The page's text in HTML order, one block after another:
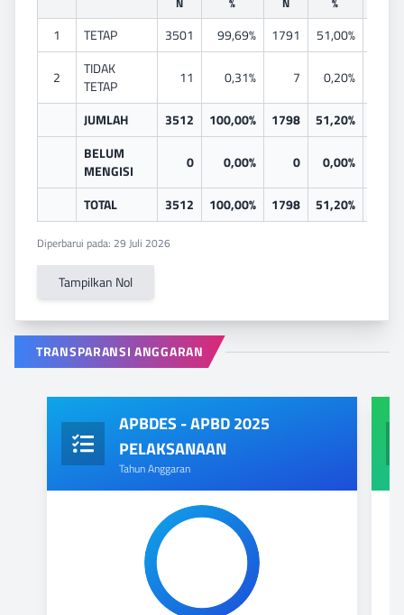
1 TETAP 3501 99,69% 1791 51,00%
2
TIDAK
TETAP
11 0,31% 7 0,20%
JUMLAH 3512 100,00% 1798 51,20%
BELUM
MENGISI
0 0,00% 0 0,00%
TOTAL 3512 100,00% 1798 51,20%
Diperbarui pada: 29 Juli 2026
Tampilkan Nol
TRANSPARANSI ANGGARAN
APBDES - APBD 2025
PELAKSANAAN
Tahun Anggaran